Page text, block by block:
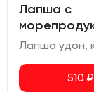
Лапша с
510 ₽